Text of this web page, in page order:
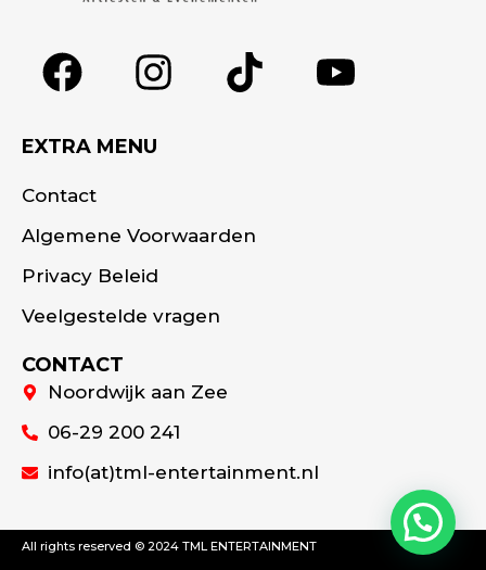
EXTRA MENU
Contact
Algemene Voorwaarden
Privacy Beleid
Veelgestelde vragen
CONTACT
Noordwijk aan Zee
06-29 200 241
info(at)tml-entertainment.nl
All rights reserved © 2024 TML ENTERTAINMENT